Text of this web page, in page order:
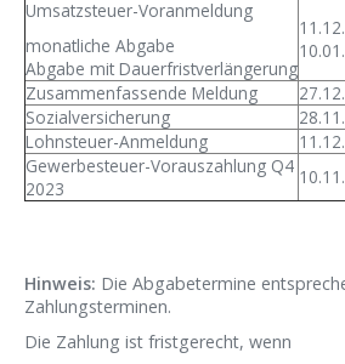
Umsatzsteuer-Voranmeldung
monatliche Abgabe
Abgabe mit Dauerfristverlängerung
Zusammenfassende Meldung
Sozialversicherung
Lohnsteuer-Anmeldung
Gewerbesteuer-Vorauszahlung Q4
2023
Hinweis: Die Abgabetermine
Zahlungsterminen.
Die Zahlung ist fristgerecht, wenn